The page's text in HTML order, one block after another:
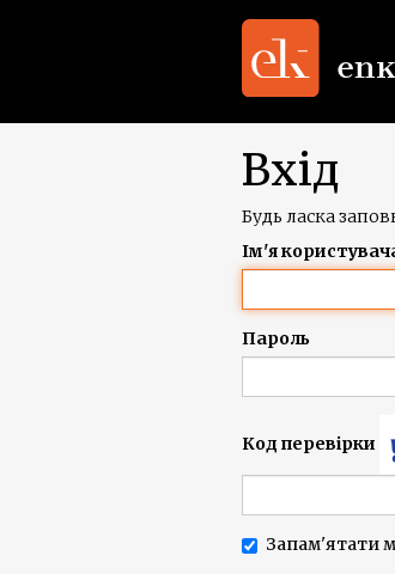
Вхід
Будь ласка
Ім'я
Пароль
Код перевірки
Запам'ятати